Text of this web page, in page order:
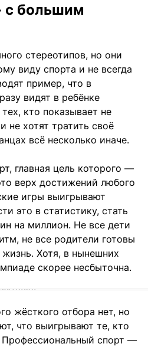
с большим
стереотипов, но они
виду спорта и не всегда
пример, что в
видят в ребёнке
кто показывает не
не хотят тратить своё
всë несколько иначе.
главная цель которого —
верх достижений любого
игры выигрывают
это в статистику, стать
на миллион. Не все дети
не все родители готовы
Хотя, в нынешних
скорее несбыточна.
жёсткого отбора нет, но
что выигрывают те, кто
Профессиональный спорт —